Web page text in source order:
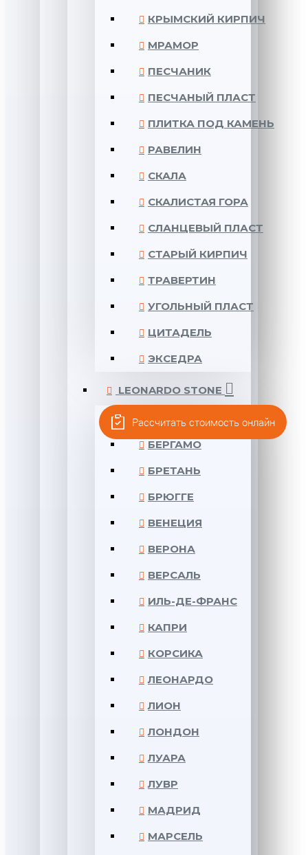
КРЫМСКИЙ КИРПИЧ
МРАМОР
ПЕСЧАНИК
ПЕСЧАНЫЙ ПЛАСТ
ПЛИТКА ПОД КАМЕНЬ
РАВЕЛИН
СКАЛА
СКАЛИСТАЯ ГОРА
СЛАНЦЕВЫЙ ПЛАСТ
СТАРЫЙ КИРПИЧ
ТРАВЕРТИН
УГОЛЬНЫЙ ПЛАСТ
ЦИТАДЕЛЬ
ЭКСЕДРА
LEONARDO STONE
АНКОНА
БЕРГАМО
БРЕТАНЬ
БРЮГГЕ
ВЕНЕЦИЯ
ВЕРОНА
ВЕРСАЛЬ
ИЛЬ-ДЕ-ФРАНС
КАПРИ
КОРСИКА
ЛЕОНАРДО
ЛИОН
ЛОНДОН
ЛУАРА
ЛУВР
МАДРИД
МАРСЕЛЬ
Рассчитать стоимость онлайн